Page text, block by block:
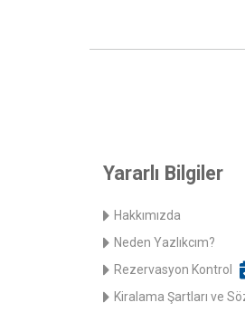
Yararlı Bilgiler
Hakkımızda
Neden Yazlıkcım?
Rezervasyon Kontrol
Kiralama Şartları ve